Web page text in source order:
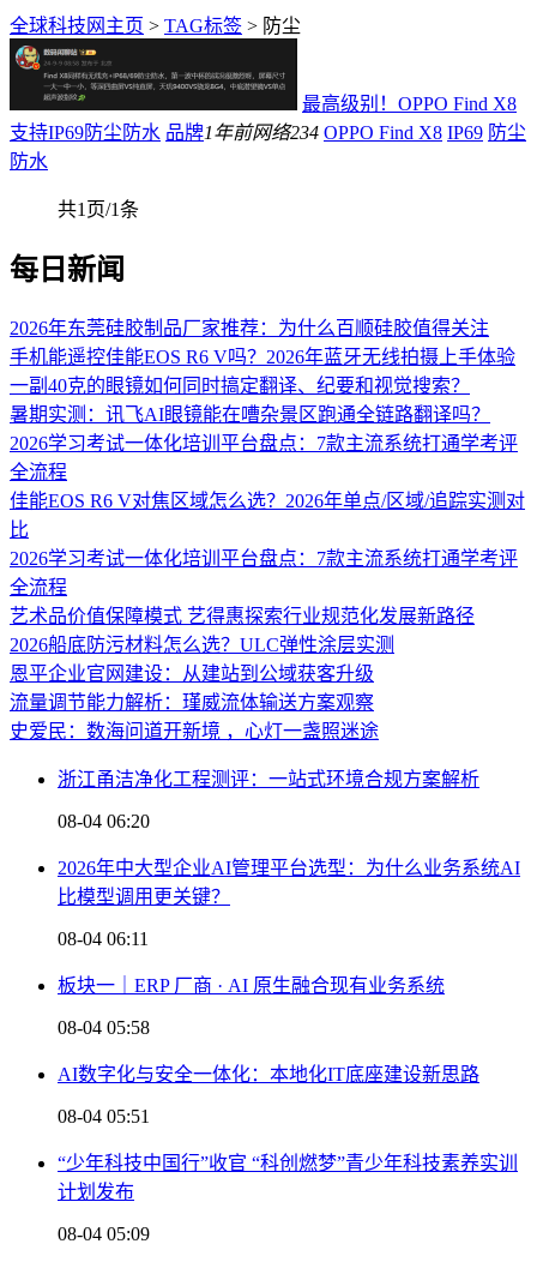
全球科技网主页 > TAG标签 > 防尘
最高级别！OPPO Find X8
支持IP69防尘防水 品牌1年前网络234 OPPO Find X8 IP69 防尘
防水
共1页/1条
每日新闻
2026年东莞硅胶制品厂家推荐：为什么百顺硅胶值得关注
手机能遥控佳能EOS R6 V吗？2026年蓝牙无线拍摄上手体验
一副40克的眼镜如何同时搞定翻译、纪要和视觉搜索？
暑期实测：讯飞AI眼镜能在嘈杂景区跑通全链路翻译吗？
2026学习考试一体化培训平台盘点：7款主流系统打通学考评
全流程
佳能EOS R6 V对焦区域怎么选？2026年单点/区域/追踪实测对
比
2026学习考试一体化培训平台盘点：7款主流系统打通学考评
全流程
艺术品价值保障模式 艺得惠探索行业规范化发展新路径
2026船底防污材料怎么选？ULC弹性涂层实测
恩平企业官网建设：从建站到公域获客升级
流量调节能力解析：瑾威流体输送方案观察
史爱民：数海问道开新境 ，心灯一盏照迷途
浙江甬洁净化工程测评：一站式环境合规方案解析
08-04 06:20
2026年中大型企业AI管理平台选型：为什么业务系统AI
比模型调用更关键？
08-04 06:11
板块一｜ERP 厂商 · AI 原生融合现有业务系统
08-04 05:58
AI数字化与安全一体化：本地化IT底座建设新思路
08-04 05:51
“少年科技中国行”收官 “科创燃梦”青少年科技素养实训
计划发布
08-04 05:09